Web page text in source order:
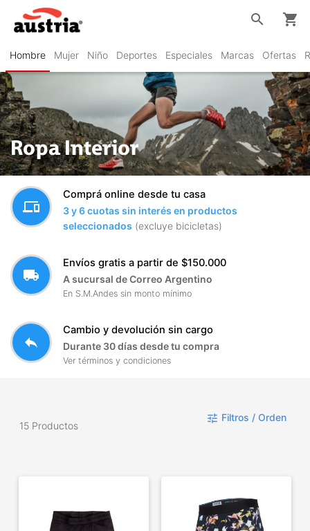
Hombre Mujer Niño Deportes Especiales Marcas Ofertas
search shopping_cart
Ropa Interior
devices
Comprá online desde tu casa
3 y 6 cuotas sin interés en productos
seleccionados (excluye bicicletas)
local_shipping
Envíos gratis a partir de $150.000
A sucursal de Correo Argentino
En S.M.Andes sin monto mínimo
reply
Cambio y devolución sin cargo
Durante 30 días desde tu compra
Ver términos y condiciones
15 Productos
tune Filtros / Orden